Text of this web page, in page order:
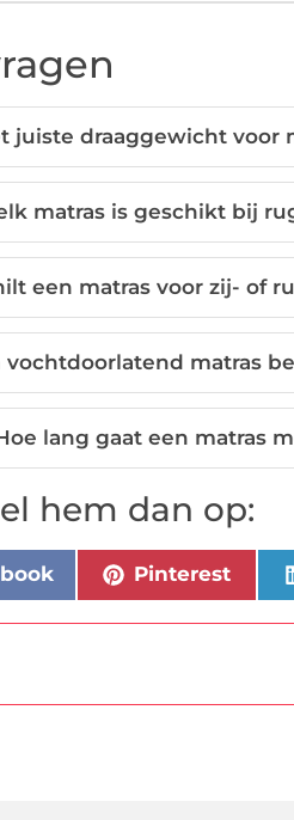
juiste draaggewicht voor
matras is geschikt bij
een matras voor zij- of
vochtdoorlatend matras
lang gaat een matras
hem dan op:
Pinterest